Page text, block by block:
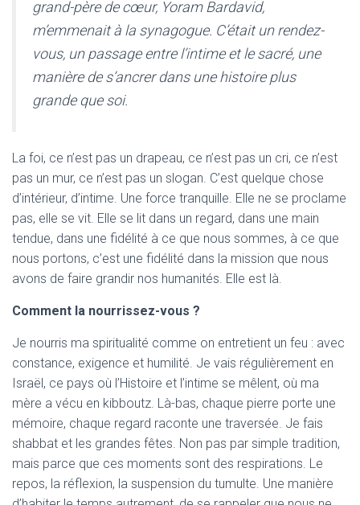
grand-père de cœur, Yoram Bardavid,
m’emmenait à la synagogue. C’était un rendez-
vous, un passage entre l’intime et le sacré, une
manière de s’ancrer dans une histoire plus
grande que soi.
La foi, ce n’est pas un drapeau, ce n’est pas un cri, ce n’est
pas un mur, ce n’est pas un slogan. C’est quelque chose
d’intérieur, d’intime. Une force tranquille. Elle ne se proclame
pas, elle se vit. Elle se lit dans un regard, dans une main
tendue, dans une fidélité à ce que nous sommes, à ce que
nous portons, c’est une fidélité dans la mission que nous
avons de faire grandir nos humanités. Elle est là.
Comment la nourrissez-vous ?
Je nourris ma spiritualité comme on entretient un feu : avec
constance, exigence et humilité. Je vais régulièrement en
Israël, ce pays où l’Histoire et l’intime se mêlent, où ma
mère a vécu en kibboutz. Là-bas, chaque pierre porte une
mémoire, chaque regard raconte une traversée. Je fais
shabbat et les grandes fêtes. Non pas par simple tradition,
mais parce que ces moments sont des respirations. Le
repos, la réflexion, la suspension du tumulte. Une manière